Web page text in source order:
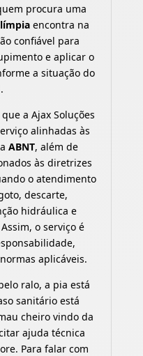
procura uma
encontra na
confiável para
e aplicar o
a situação do
a Ajax Soluções
alinhadas às
ABNT, além de
às diretrizes
o atendimento
descarte,
hidráulica e
o serviço é
aplicáveis.
ralo, a pia está
sanitário está
cheiro vindo da
ajuda técnica
Para falar com